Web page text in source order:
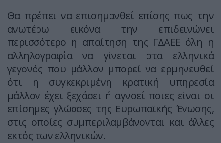
Θα πρέπει να επισημανθεί επίσης πως την
ανωτέρω εικόνα την επιδεινώνει
περισσότερο η απαίτηση της ΓΔΑΕΕ όλη η
αλληλογραφία να γίνεται στα ελληνικά
γεγονός που μάλλον μπορεί να ερμηνευθεί
ότι η συγκεκριμένη κρατική υπηρεσία
μάλλον έχει ξεχάσει ή αγνοεί ποιες είναι οι
επίσημες γλώσσες της Ευρωπαϊκής Ένωσης,
στις οποίες συμπεριλαμβάνονται και άλλες
εκτός των ελληνικών.